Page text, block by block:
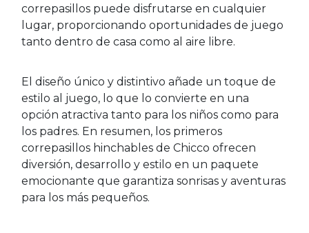
correpasillos puede disfrutarse en cualquier
lugar, proporcionando oportunidades de juego
tanto dentro de casa como al aire libre.
El diseño único y distintivo añade un toque de
estilo al juego, lo que lo convierte en una
opción atractiva tanto para los niños como para
los padres. En resumen, los primeros
correpasillos hinchables de Chicco ofrecen
diversión, desarrollo y estilo en un paquete
emocionante que garantiza sonrisas y aventuras
para los más pequeños.